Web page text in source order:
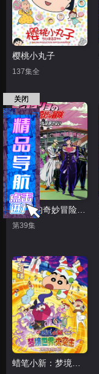
樱桃小丸子
137集全
第39集
蜡笔小新：梦境世界大突击（原声版）
关闭